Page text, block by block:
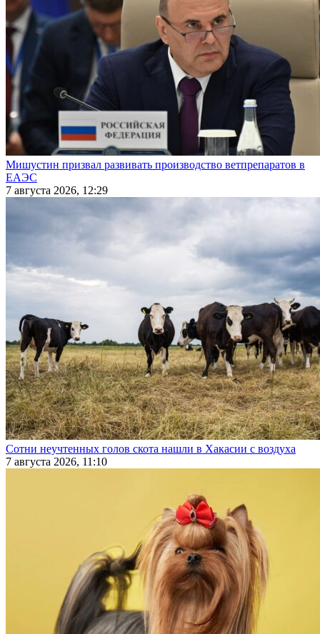
Мишустин призвал развивать производство ветпрепаратов в
ЕАЭС
7 августа 2026, 12:29
Сотни неучтенных голов скота нашли в Хакасии с воздуха
7 августа 2026, 11:10